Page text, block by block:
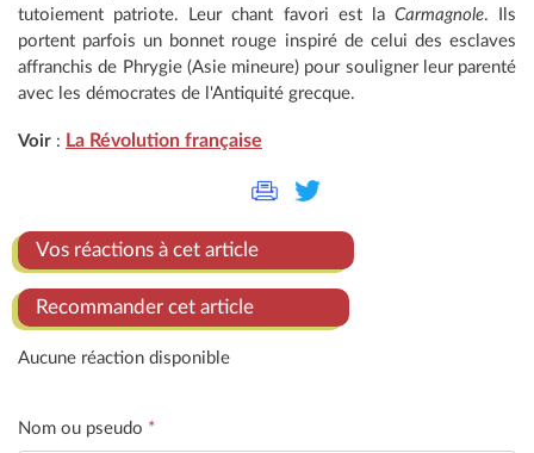
tutoiement patriote. Leur chant favori est la Carmagnole. Ils
portent parfois un bonnet rouge inspiré de celui des esclaves
affranchis de Phrygie (Asie mineure) pour souligner leur parenté
avec les démocrates de l'Antiquité grecque.
Voir : La Révolution française
Vos réactions à cet article
Recommander cet article
Aucune réaction disponible
Nom ou pseudo *